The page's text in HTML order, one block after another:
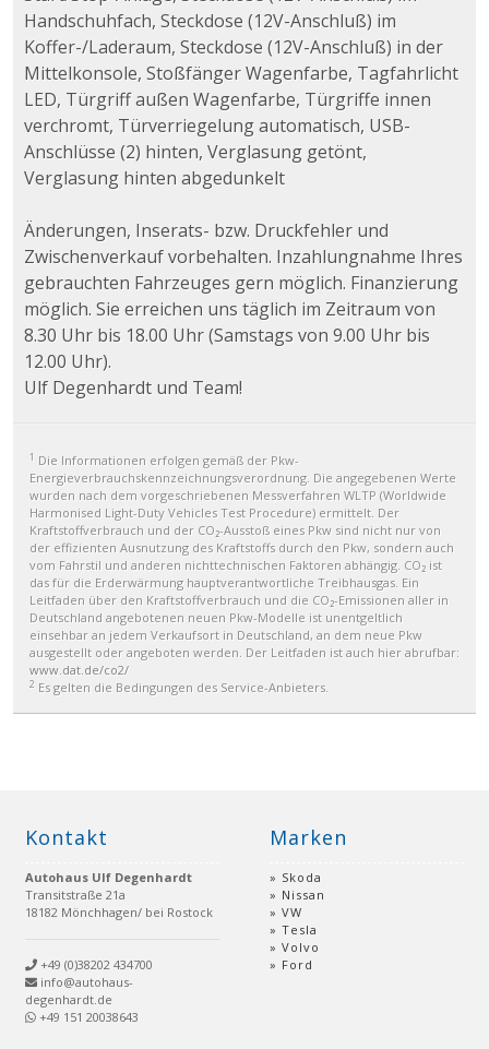
Handschuhfach, Steckdose (12V-Anschluß) im
Koffer-/Laderaum, Steckdose (12V-Anschluß) in der
Mittelkonsole, Stoßfänger Wagenfarbe, Tagfahrlicht
LED, Türgriff außen Wagenfarbe, Türgriffe innen
verchromt, Türverriegelung automatisch, USB-
Anschlüsse (2) hinten, Verglasung getönt,
Verglasung hinten abgedunkelt
Änderungen, Inserats- bzw. Druckfehler und
Zwischenverkauf vorbehalten. Inzahlungnahme Ihres
gebrauchten Fahrzeuges gern möglich. Finanzierung
möglich. Sie erreichen uns täglich im Zeitraum von
8.30 Uhr bis 18.00 Uhr (Samstags von 9.00 Uhr bis
12.00 Uhr).
Ulf Degenhardt und Team!
1 Die Informationen erfolgen gemäß der Pkw-
Energieverbrauchskennzeichnungsverordnung. Die angegebenen Werte
wurden nach dem vorgeschriebenen Messverfahren WLTP (Worldwide
Harmonised Light-Duty Vehicles Test Procedure) ermittelt. Der
Kraftstoffverbrauch und der CO₂-Ausstoß eines Pkw sind nicht nur von
der effizienten Ausnutzung des Kraftstoffs durch den Pkw, sondern auch
vom Fahrstil und anderen nichttechnischen Faktoren abhängig. CO₂ ist
das für die Erderwärmung hauptverantwortliche Treibhausgas. Ein
Leitfaden über den Kraftstoffverbrauch und die CO₂-Emissionen aller in
Deutschland angebotenen neuen Pkw-Modelle ist unentgeltlich
einsehbar an jedem Verkaufsort in Deutschland, an dem neue Pkw
ausgestellt oder angeboten werden. Der Leitfaden ist auch hier abrufbar:
www.dat.de/co2/
2 Es gelten die Bedingungen des Service-Anbieters.
Kontakt
Autohaus Ulf Degenhardt
Transitstraße 21a
18182 Mönchhagen/ bei Rostock
+49 (0)38202 434700
info@autohaus-
degenhardt.de
+49 151 20038643
Marken
Skoda
Nissan
VW
Tesla
Volvo
Ford